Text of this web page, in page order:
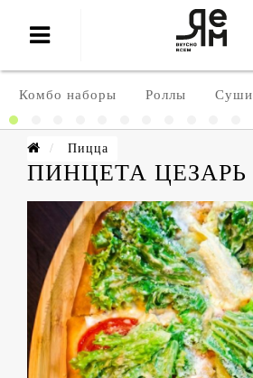
Комбо наборы Роллы Суши
Пицца
ПИНЦЕТА ЦЕЗАРЬ